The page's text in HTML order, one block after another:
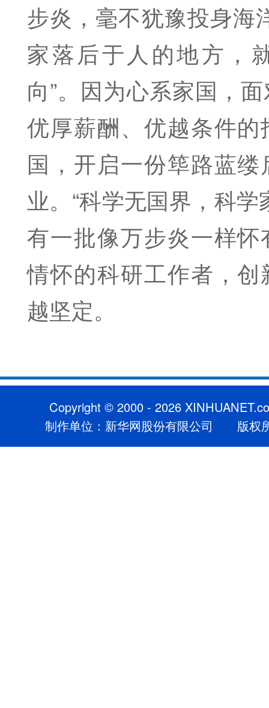
步炎，毫不犹豫投身海
家落后于人的地方，
向”。因为心系家国，
优厚薪酬、优越条件
国，开启一份筚路蓝
业。“科学无国界，科学
有一批像万步炎一样
情怀的科研工作者，
越坚定。
Copyright © 2000 - 2026
制作单位：新华网股份有限公司 版权